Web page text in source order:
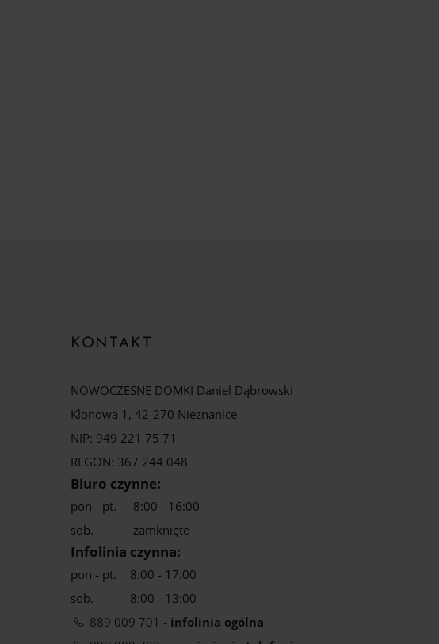
KONTAKT
NOWOCZESNE DOMKI Daniel Dąbrowski
Klonowa 1, 42-270 Nieznanice
NIP: 949 221 75 71
REGON: 367 244 048
Biuro czynne:
pon - pt.
8:00 - 16:00
sob.
zamknięte
Infolinia czynna:
pon - pt.
8:00 - 17:00
sob.
8:00 - 13:00
889 009 701 - infolinia ogólna